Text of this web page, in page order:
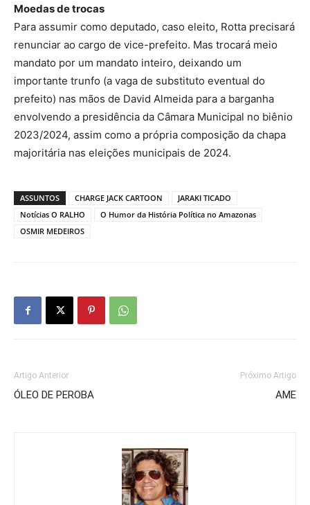
Moedas de trocas
Para assumir como deputado, caso eleito, Rotta precisará
renunciar ao cargo de vice-prefeito. Mas trocará meio
mandato por um mandato inteiro, deixando um
importante trunfo (a vaga de substituto eventual do
prefeito) nas mãos de David Almeida para a barganha
envolvendo a presidência da Câmara Municipal no biênio
2023/2024, assim como a própria composição da chapa
majoritária nas eleições municipais de 2024.
ASSUNTOS CHARGE JACK CARTOON
JARAKI TICADO
Notícias O RALHO
O Humor da História Política no Amazonas
OSMIR MEDEIROS
Artigo Anterior
ÓLEO DE PEROBA
Próximo Artigo
AME